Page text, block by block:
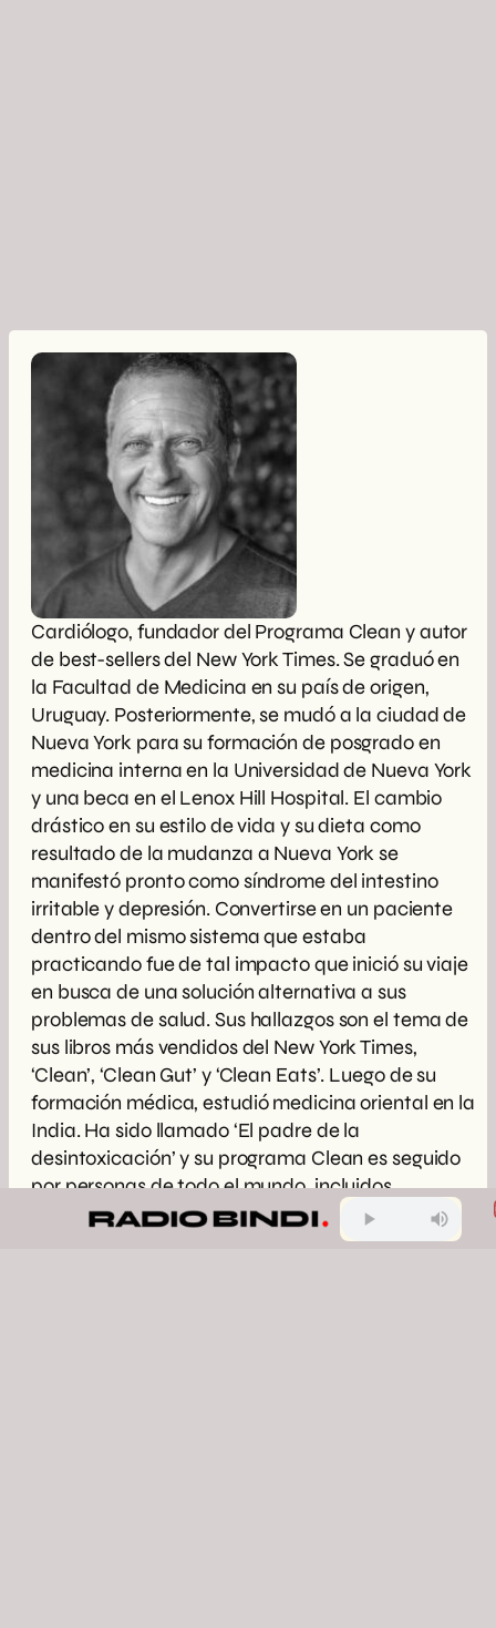
Cardiólogo, fundador del Programa Clean y autor
de best-sellers del New York Times. Se graduó en
la Facultad de Medicina en su país de origen,
Uruguay. Posteriormente, se mudó a la ciudad de
Nueva York para su formación de posgrado en
medicina interna en la Universidad de Nueva York
y una beca en el Lenox Hill Hospital. El cambio
drástico en su estilo de vida y su dieta como
resultado de la mudanza a Nueva York se
manifestó pronto como síndrome del intestino
irritable y depresión. Convertirse en un paciente
dentro del mismo sistema que estaba
practicando fue de tal impacto que inició su viaje
en busca de una solución alternativa a sus
problemas de salud. Sus hallazgos son el tema de
sus libros más vendidos del New York Times,
‘Clean’, ‘Clean Gut’ y ‘Clean Eats’. Luego de su
formación médica, estudió medicina oriental en la
India. Ha sido llamado ‘El padre de la
desintoxicación’ y su programa Clean es seguido
por personas de todo el mundo, incluidos
dignatarios, celebridades de primer nivel y